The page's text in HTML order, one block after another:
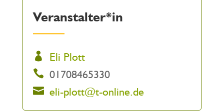
Veranstalter*in
Eli Plott
01708465330
eli-plott@t-online.de